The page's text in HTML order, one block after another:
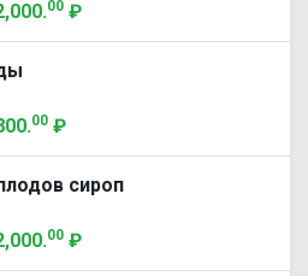
.00 ₽
.00 ₽
сироп
.00 ₽